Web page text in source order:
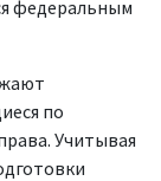
федеральным
по
Учитывая